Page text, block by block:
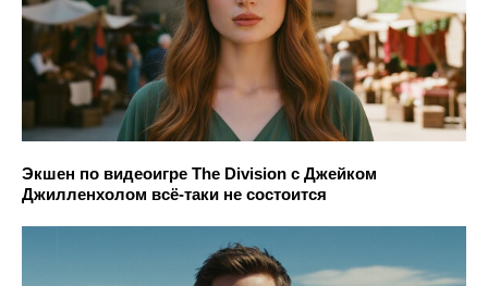
Экшен по видеоигре The Division с Джейком
Джилленхолом всё-таки не состоится